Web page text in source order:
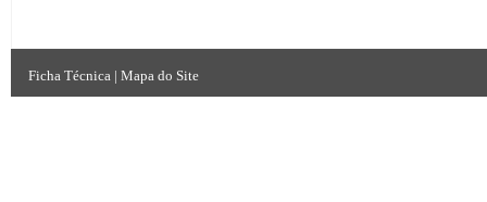
Ficha Técnica | Mapa do Site